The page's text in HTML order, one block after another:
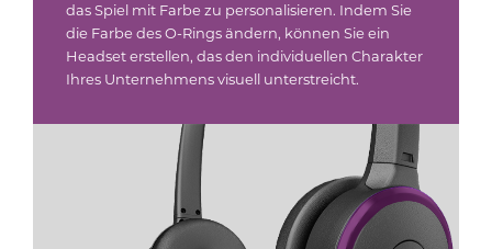
das Spiel mit Farbe zu personalisieren. Indem Sie
die Farbe des O-Rings ändern, können Sie ein
Headset erstellen, das den individuellen Charakter
Ihres Unternehmens visuell unterstreicht.